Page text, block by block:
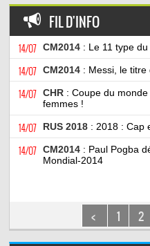
FIL D'INFO
14/07 CM2014 : Le 11 type
14/07 CM2014 : Messi, le
14/07 CHR : Coupe du
femmes !
14/07 RUS 2018 : 2018 : Cap
14/07 CM2014 : Paul Pogba
Mondial-2014
< 1 2